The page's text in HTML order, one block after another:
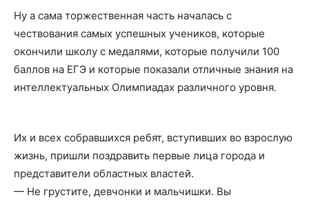
Ну а сама торжественная часть началась с
чествования самых успешных учеников, которые
окончили школу с медалями, которые получили 100
баллов на ЕГЭ и которые показали отличные знания на
интеллектуальных Олимпиадах различного уровня.
Их и всех собравшихся ребят, вступивших во взрослую
жизнь, пришли поздравить первые лица города и
представители областных властей.
— Не грустите, девчонки и мальчишки. Вы